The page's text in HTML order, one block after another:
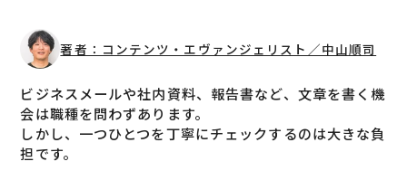
著者：コンテンツ・エヴァンジェリスト／中山順司
ビジネスメールや社内資料、報告書など、文章を書く機
会は職種を問わずあります。
しかし、一つひとつを丁寧にチェックするのは大きな負
担です。